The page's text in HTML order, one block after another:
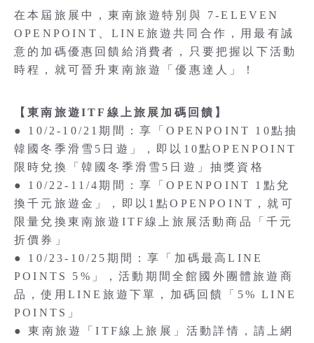
在本屆旅展中，東南旅遊特別與 7-ELEVEN
OPENPOINT、LINE旅遊共同合作，用最有誠
意的加碼優惠回饋給消費者，只要把握以下活動
時程，就可晉升東南旅遊「優惠達人」！
【東南旅遊ITF線上旅展加碼回饋】
● 10/2-10/21期間：享「OPENPOINT 10點抽
韓國冬季滑雪5日遊」，即以10點OPENPOINT
限時兌換「韓國冬季滑雪5日遊」抽獎資格
● 10/22-11/4期間：享「OPENPOINT 1點兌
換千元旅遊金」，即以1點OPENPOINT，就可
限量兌換東南旅遊ITF線上旅展活動商品「千元
折價券」
● 10/23-10/25期間：享「加碼最高LINE
POINTS 5%」，活動期間全館國外團體旅遊商
品，使用LINE旅遊下單，加碼回饋「5% LINE
POINTS」
● 東南旅遊「ITF線上旅展」活動詳情，請上網